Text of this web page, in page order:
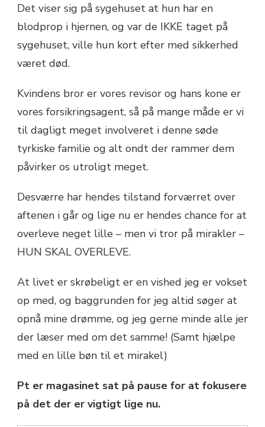
Det viser sig på sygehuset at hun har en
blodprop i hjernen, og var de IKKE taget på
sygehuset, ville hun kort efter med sikkerhed
været død.
Kvindens bror er vores revisor og hans kone er
vores forsikringsagent, så på mange måde er vi
til dagligt meget involveret i denne søde
tyrkiske familie og alt ondt der rammer dem
påvirker os utroligt meget.
Desværre har hendes tilstand forværret over
aftenen i går og lige nu er hendes chance for at
overleve neget lille – men vi tror på mirakler –
HUN SKAL OVERLEVE.
At livet er skrøbeligt er en vished jeg er vokset
op med, og baggrunden for jeg altid søger at
opnå mine drømme, og jeg gerne minde alle jer
der læser med om det samme! (Samt hjælpe
med en lille bøn til et mirakel)
Pt er magasinet sat på pause for at fokusere
på det der er vigtigt lige nu.